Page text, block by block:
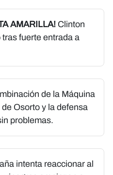
AMARILLA! Clinton
fuerte entrada a
de la Máquina
Osorto y la defensa
problemas.
intenta reaccionar al